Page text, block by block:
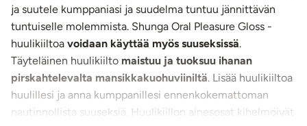
ja suutele kumppaniasi ja suudelma tuntuu jännittävän
tuntuiselle molemmista. Shunga Oral Pleasure Gloss -
huulikiiltoa voidaan käyttää myös suuseksissä.
Täyteläinen huulikiilto maistuu ja tuoksuu ihanan
pirskahtelevalta mansikkakuohuviiniltä. Lisää huulikiiltoa
huulillesi ja anna kumppanillesi ennenkokemattoman
nautinnollista suuseksiä. Huulikiillon ainesosat kihelmöivät